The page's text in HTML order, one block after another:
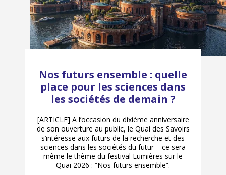
Nos futurs ensemble : quelle
place pour les sciences dans
les sociétés de demain ?
[ARTICLE] A l’occasion du dixième anniversaire
de son ouverture au public, le Quai des Savoirs
s’intéresse aux futurs de la recherche et des
sciences dans les sociétés du futur – ce sera
même le thème du festival Lumières sur le
Quai 2026 : “Nos futurs ensemble”.